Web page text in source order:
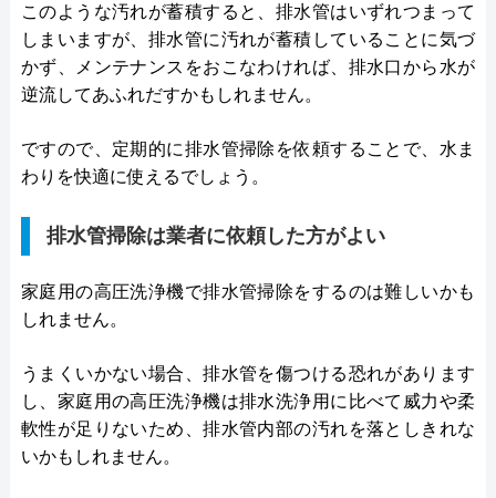
このような汚れが蓄積すると、排水管はいずれつまって
しまいますが、排水管に汚れが蓄積していることに気づ
かず、メンテナンスをおこなわければ、排水口から水が
逆流してあふれだすかもしれません。
ですので、定期的に排水管掃除を依頼することで、水ま
わりを快適に使えるでしょう。
排水管掃除は業者に依頼した方がよい
家庭用の高圧洗浄機で排水管掃除をするのは難しいかも
しれません。
うまくいかない場合、排水管を傷つける恐れがあります
し、家庭用の高圧洗浄機は排水洗浄用に比べて威力や柔
軟性が足りないため、排水管内部の汚れを落としきれな
いかもしれません。